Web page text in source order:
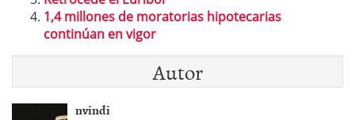
1,4 millones de moratorias hipotecarias
continúan en vigor
Autor
nvindi